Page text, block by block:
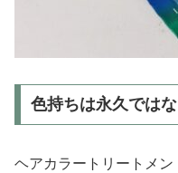
色持ちは永久では
ヘアカラートリートメン